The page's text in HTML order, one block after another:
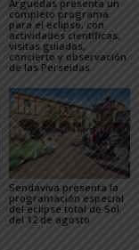
Arguedas presenta un
completo programa
para el eclipse, con
actividades científicas,
visitas guiadas,
concierto y observación
de las Perseidas
Sendaviva presenta la
programación especial
del eclipse total de Sol
del 12 de agosto